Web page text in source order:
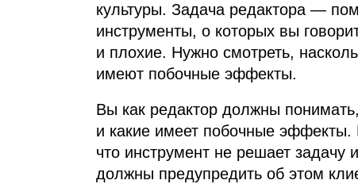
культуры. Задача редактора —
инструменты, о которых вы
и плохие. Нужно смотреть,
имеют побочные эффекты.
Вы как редактор должны
и какие имеет побочные
что инструмент не решает
должны предупредить об этом